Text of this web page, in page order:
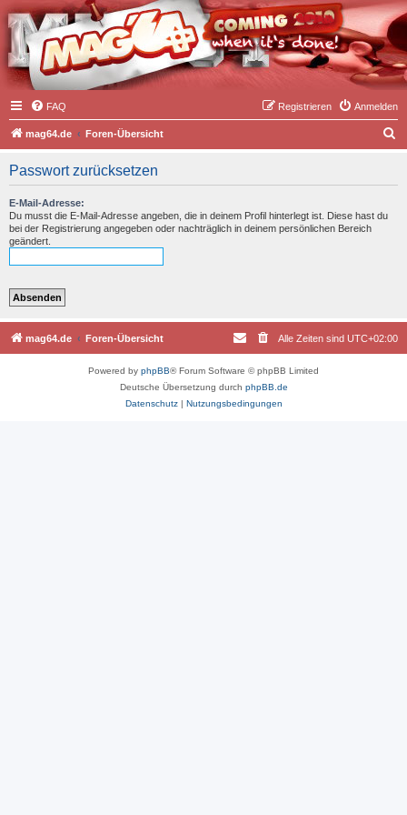
FAQ Anmelden
Registrieren
mag64.de Foren-Übersicht
Passwort zurücksetzen
E-Mail-Adresse:
Du musst die E-Mail-Adresse angeben, die in deinem Profil hinterlegt ist. Diese hast du
bei der Registrierung angegeben oder nachträglich in deinem persönlichen Bereich
geändert.
mag64.de Foren-Übersicht Alle Zeiten sind UTC+02:00
Powered by phpBB® Forum Software © phpBB Limited
Deutsche Übersetzung durch phpBB.de
Datenschutz| Nutzungsbedingungen